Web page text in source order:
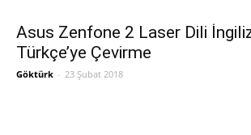
Asus Zenfone 2 Laser Dili
Türkçe’ye Çevirme
Göktürk - 23 Şubat 2018